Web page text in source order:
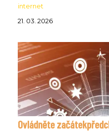
internet
21. 03. 2026
Ovládněte